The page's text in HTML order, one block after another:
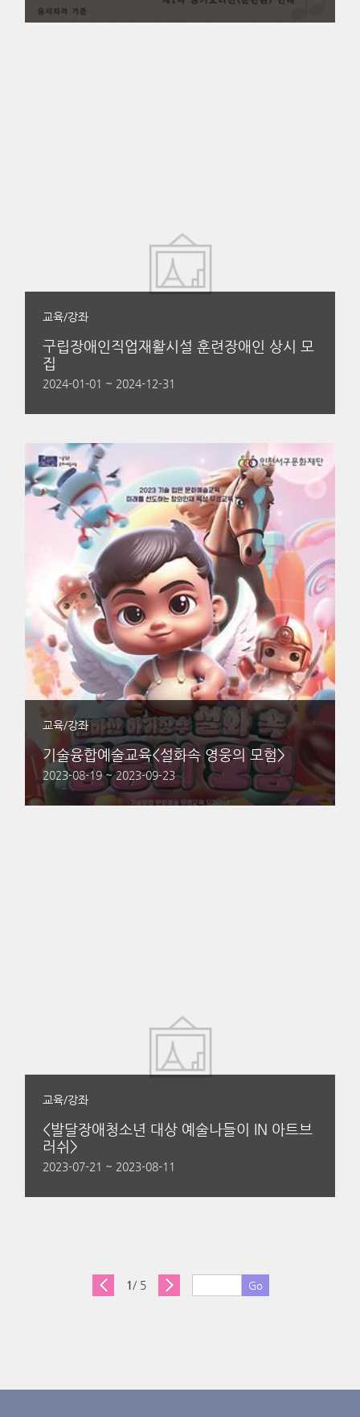
교육/강좌
구립장애인직업재활시설 훈련장애인 상시 모
집
2024-01-01 ~ 2024-12-31
교육/강좌
기술융합예술교육<설화속 영웅의 모험>
2023-08-19 ~ 2023-09-23
교육/강좌
<발달장애청소년 대상 예술나들이 IN 아트브
러쉬>
2023-07-21 ~ 2023-08-11
1/ 5